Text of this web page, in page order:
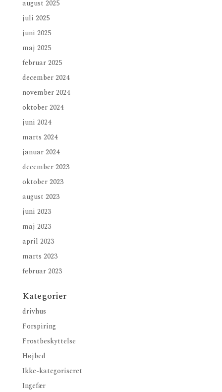
august 2025
juli 2025
juni 2025
maj 2025
februar 2025
december 2024
november 2024
oktober 2024
juni 2024
marts 2024
januar 2024
december 2023
oktober 2023
august 2023
juni 2023
maj 2023
april 2023
marts 2023
februar 2023
Kategorier
drivhus
Forspiring
Frostbeskyttelse
Højbed
Ikke-kategoriseret
Ingefær